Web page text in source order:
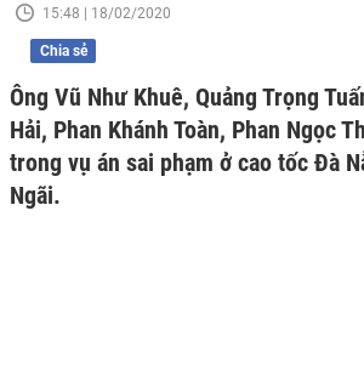
15:48 | 18/02/2020
Chia sẻ
Ông Vũ Như Khuê, Quảng Trọng
Hải, Phan Khánh Toàn, Phan Ngọc
trong vụ án sai phạm ở cao tốc Đà
Ngãi.